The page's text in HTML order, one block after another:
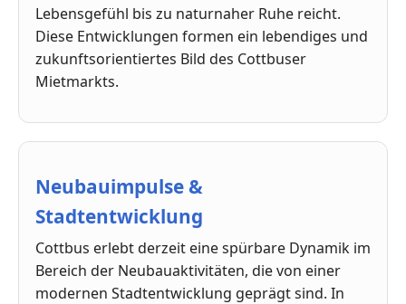
Lebensgefühl bis zu naturnaher Ruhe reicht.
Diese Entwicklungen formen ein lebendiges und
zukunftsorientiertes Bild des Cottbuser
Mietmarkts.
Neubauimpulse &
Stadtentwicklung
Cottbus erlebt derzeit eine spürbare Dynamik im
Bereich der Neubauaktivitäten, die von einer
modernen Stadtentwicklung geprägt sind. In